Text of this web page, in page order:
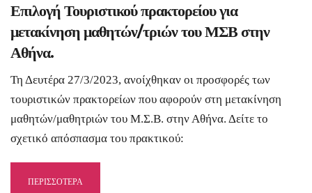
Επιλογή Τουριστικού πρακτορείου για
μετακίνηση μαθητών/τριών του ΜΣΒ στην
Αθήνα.
Τη Δευτέρα 27/3/2023, ανοίχθηκαν οι προσφορές των
τουριστικών πρακτορείων που αφορούν στη μετακίνηση
μαθητών/μαθητριών του Μ.Σ.Β. στην Αθήνα. Δείτε το
σχετικό απόσπασμα του πρακτικού:
ΠΕΡΙΣΣΟΤΕΡΑ